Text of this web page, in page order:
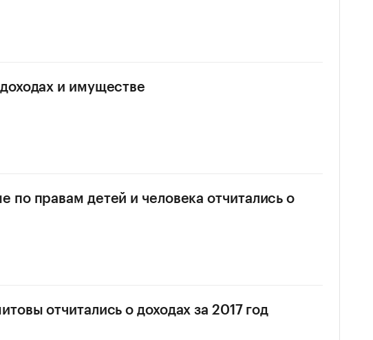
и имуществе
по правам детей и человека отчитались о
отчитались о доходах за 2017 год